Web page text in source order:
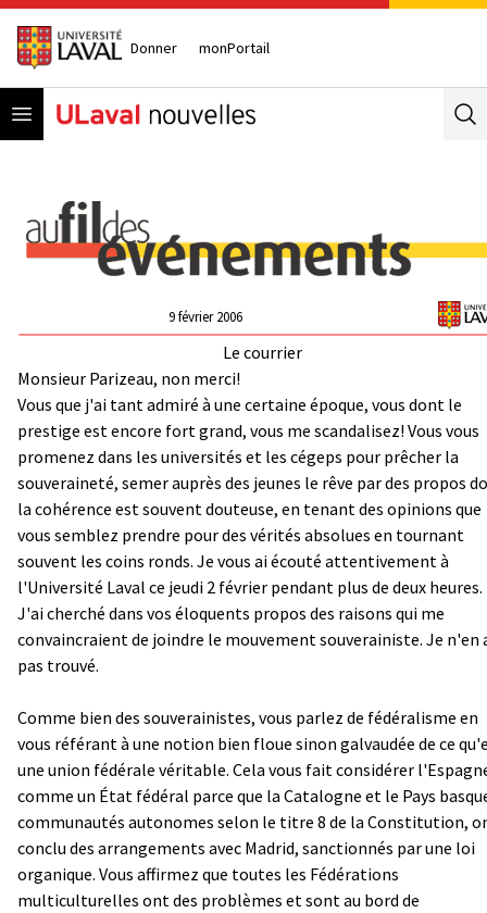
Donner monPortail
Open menu
9 février 2006
Le courrier
Monsieur Parizeau, non merci!
Vous que j'ai tant admiré à une certaine époque, vous dont le
prestige est encore fort grand, vous me scandalisez! Vous vous
promenez dans les universités et les cégeps pour prêcher la
souveraineté, semer auprès des jeunes le rêve par des propos
la cohérence est souvent douteuse, en tenant des opinions que
vous semblez prendre pour des vérités absolues en tournant
souvent les coins ronds. Je vous ai écouté attentivement à
l'Université Laval ce jeudi 2 février pendant plus de deux heures.
J'ai cherché dans vos éloquents propos des raisons qui me
convaincraient de joindre le mouvement souverainiste. Je n'en
pas trouvé.
Comme bien des souverainistes, vous parlez de fédéralisme en
vous référant à une notion bien floue sinon galvaudée de ce
une union fédérale véritable. Cela vous fait considérer
comme un État fédéral parce que la Catalogne et le Pays
communautés autonomes selon le titre 8 de la Constitution,
conclu des arrangements avec Madrid, sanctionnés par une loi
organique. Vous affirmez que toutes les Fédérations
multiculturelles ont des problèmes et sont au bord de